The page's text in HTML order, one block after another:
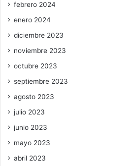
febrero 2024
enero 2024
diciembre 2023
noviembre 2023
octubre 2023
septiembre 2023
agosto 2023
julio 2023
junio 2023
mayo 2023
abril 2023